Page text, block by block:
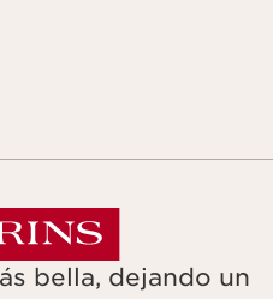
bella, dejando un